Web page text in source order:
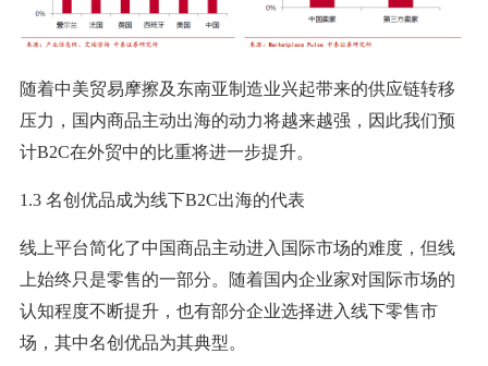
随着中美贸易摩擦及东南亚制造业兴起带来的供应链转移
压力，国内商品主动出海的动力将越来越强，因此我们预
计B2C在外贸中的比重将进一步提升。
1.3 名创优品成为线下B2C出海的代表
线上平台简化了中国商品主动进入国际市场的难度，但线
上始终只是零售的一部分。随着国内企业家对国际市场的
认知程度不断提升，也有部分企业选择进入线下零售市
场，其中名创优品为其典型。